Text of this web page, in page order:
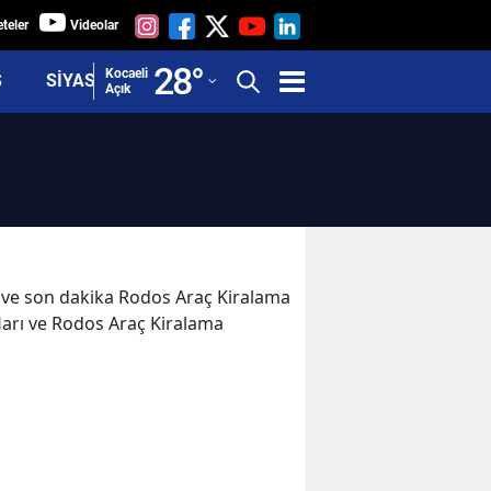
Videolar
SİYASETKocaeli
Açık
28°
Adana
Adıyaman
Ankara
Antalya
son dakika Rodos Araç Kiralama
ve Rodos Araç Kiralama